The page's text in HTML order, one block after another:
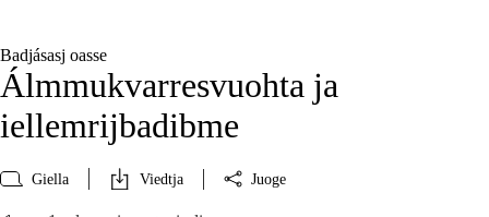
Badjásasj oasse
Álmmukvarresvuohta ja
iellemrijbadibme
Giella Viedtja Juoge